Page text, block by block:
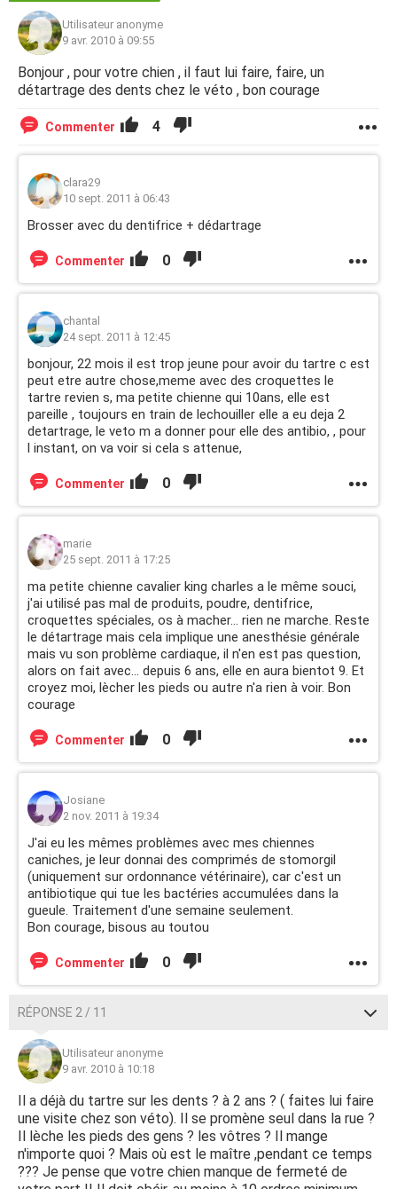
Utilisateur anonyme
9 avr. 2010 à 09:55
Bonjour , pour votre chien , il faut lui faire, faire, un
détartrage des dents chez le véto , bon courage
Commenter 4
clara29
10 sept. 2011 à 06:43
Brosser avec du dentifrice + dédartrage
Commenter 0
chantal
24 sept. 2011 à 12:45
bonjour, 22 mois il est trop jeune pour avoir du tartre c est
peut etre autre chose,meme avec des croquettes le
tartre revien s, ma petite chienne qui 10ans, elle est
pareille , toujours en train de lechouiller elle a eu deja 2
detartrage, le veto m a donner pour elle des antibio, , pour
l instant, on va voir si cela s attenue,
Commenter 0
marie
25 sept. 2011 à 17:25
ma petite chienne cavalier king charles a le même souci,
j'ai utilisé pas mal de produits, poudre, dentifrice,
croquettes spéciales, os à macher... rien ne marche. Reste
le détartrage mais cela implique une anesthésie générale
mais vu son problème cardiaque, il n'en est pas question,
alors on fait avec... depuis 6 ans, elle en aura bientot 9. Et
croyez moi, lècher les pieds ou autre n'a rien à voir. Bon
courage
Commenter 0
Josiane
2 nov. 2011 à 19:34
J'ai eu les mêmes problèmes avec mes chiennes
caniches, je leur donnai des comprimés de stomorgil
(uniquement sur ordonnance vétérinaire), car c'est un
antibiotique qui tue les bactéries accumulées dans la
gueule. Traitement d'une semaine seulement.
Bon courage, bisous au toutou
Commenter 0
RÉPONSE 2 / 11
Utilisateur anonyme
9 avr. 2010 à 10:18
Il a déjà du tartre sur les dents ? à 2 ans ? ( faites lui faire
une visite chez son véto). Il se promène seul dans la rue ?
Il lèche les pieds des gens ? les vôtres ? Il mange
n'importe quoi ? Mais où est le maître ,pendant ce temps
??? Je pense que votre chien manque de fermeté de